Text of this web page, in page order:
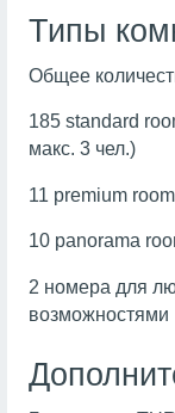
Типы
Общее
185 standard
макс. 3 чел.)
11 premium
10 panorama
2 номера для
возможностями